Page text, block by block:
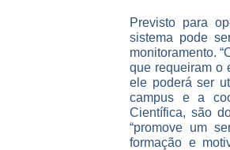
Previsto para
sistema pode
monitoramento.
que requeiram o
ele poderá ser
campus e a
Científica, são
“promove um
formação e